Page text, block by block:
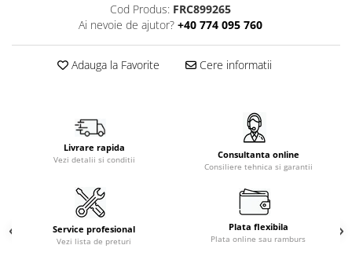
Cod Produs: FRC899265
Ai nevoie de ajutor? +40 774 095 760
Adauga la Favorite Cere informatii
Livrare rapida
Vezi detalii si conditii Consultanta online
Consiliere tehnica si garantii
Service profesional
Vezi lista de preturi
Plata flexibila
Plata online sau ramburs